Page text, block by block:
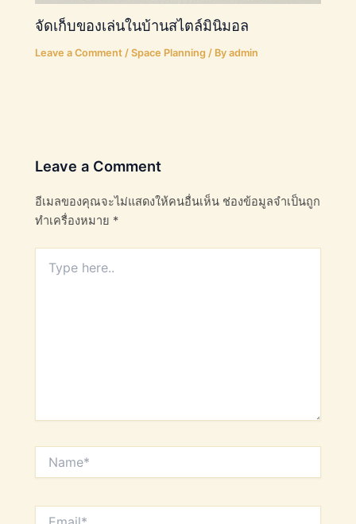
จัดเก็บของเล่นในบ้านสไตล์มินิมอล
Leave a Comment /Space Planning / Byadmin
Leave a Comment
อีเมลของคุณจะไม่แสดงให้คนอื่นเห็น ช่องข้อมูลจำเป็นถูก
ทำเครื่องหมาย *
here..